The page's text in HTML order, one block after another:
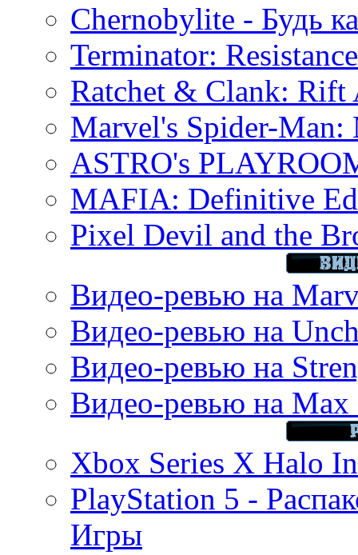
Chernobylite - Будь
Terminator:
Ratchet & Clank: Rift
Marvel's Spider-Man:
ASTRO's
MAFIA: Definitive
Pixel Devil and the
Видео-ревью на
Видео-ревью на
Видео-ревью на
Видео-ревью на Max
Xbox Series X Halo
PlayStation 5 -
Игры